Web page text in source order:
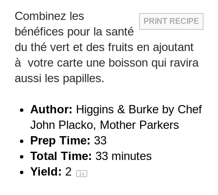
PRINT RECIPE
Combinez les
bénéfices pour la santé
du thé vert et des fruits en ajoutant
à votre carte une boisson qui ravira
aussi les papilles.
Author: Higgins & Burke by Chef
John Placko, Mother Parkers
Prep Time: 33
Total Time: 33 minutes
Yield: 2 1x